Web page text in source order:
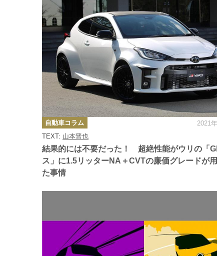
結果的には不要だった！ 超絶性能がウリの「
ス」に1.5リッターNA＋CVTの廉価グレードが
た事情
TEXT: 山本晋也
カ
テ
ゴ
リ
ー
自動車コラム 2021